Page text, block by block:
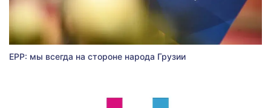
EPP: мы всегда на стороне народа Грузии